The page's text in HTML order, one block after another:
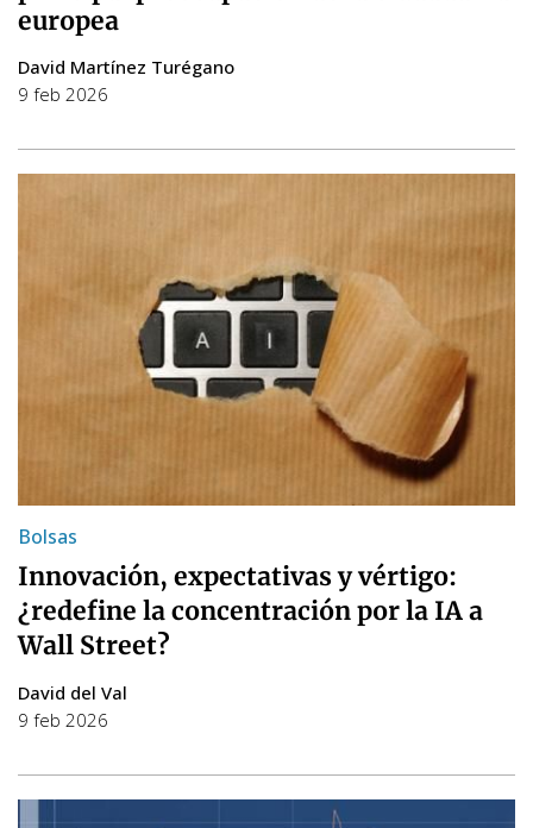
europea
David Martínez Turégano
9 feb 2026
Bolsas
Innovación, expectativas y vértigo:
¿redefine la concentración por la IA a
Wall Street?
David del Val
9 feb 2026